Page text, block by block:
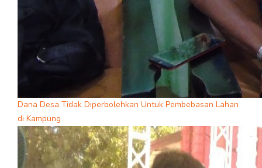
Dana Desa Tidak Diperbolehkan Untuk Pembebasan Lahan
di Kampung